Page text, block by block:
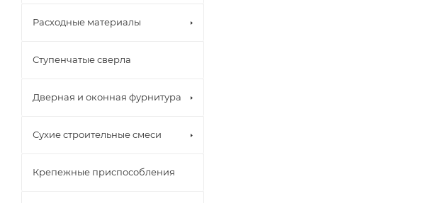
Расходные материалы
Ступенчатые сверла
Дверная и оконная фурнитура
Сухие строительные смеси
Крепежные приспособления